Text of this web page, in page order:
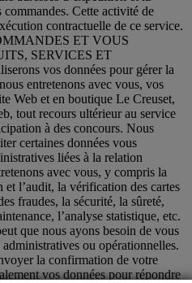
Cette activité de
contractuelle de ce service.
ET VOUS
SERVICES ET
vos données pour gérer la
entretenons avec vous, vos
Web et en boutique Le Creuset,
tout recours ultérieur au service
à des concours. Nous
certaines données vous
liées à la relation
avec vous, y compris la
l’audit, la vérification des cartes
fraudes, la sécurité, la sûreté,
l’analyse statistique, etc.
que nous ayons besoin de vous
ou opérationnelles.
la confirmation de votre
vos données pour répondre